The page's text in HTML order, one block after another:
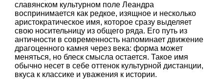
славянском культурном поле Леандра
воспринимается как редкое, изящное и несколько
аристократическое имя, которое сразу выделяет
свою носительницу из общего ряда. Его путь из
античности в современность напоминает движение
драгоценного камня через века: форма может
меняться, но блеск смысла остается. Такое имя
обычно несет в себе оттенок культурной дистанции,
вкуса к классике и уважения к истории.